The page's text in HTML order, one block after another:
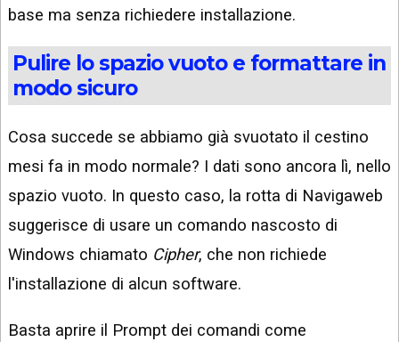
base ma senza richiedere installazione.
Pulire lo spazio vuoto e formattare in
modo sicuro
Cosa succede se abbiamo già svuotato il cestino
mesi fa in modo normale? I dati sono ancora lì, nello
spazio vuoto. In questo caso, la rotta di Navigaweb
suggerisce di usare un comando nascosto di
Windows chiamato Cipher, che non richiede
l'installazione di alcun software.
Basta aprire il Prompt dei comandi come